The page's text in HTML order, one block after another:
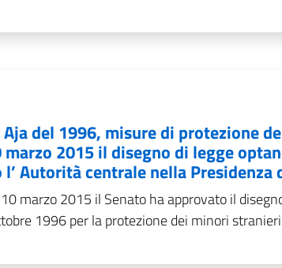
Aja del 1996, misure di protezione
2015 il disegno di legge
Autorità centrale nella
marzo 2015 il Senato ha approvato il
1996 per la protezione dei minori